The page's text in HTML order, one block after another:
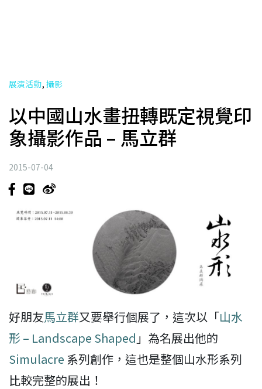
展演活動, 攝影
以中國山水畫扭轉既定視覺印
象攝影作品 – 馬立群
2015-07-04
好朋友馬立群又要舉行個展了，這次以「山水
形 – Landscape Shaped 」為名展出他的
Simulacre 系列創作，這也是整個山水形系列
比較完整的展出！